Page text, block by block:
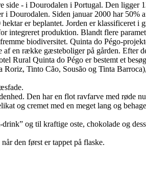
- i Dourodalen i Portugal. Den
Dourodalen. Siden januar 2000 har
er beplantet. Jorden er klassificeret i
produktion. Blandt flere
biodiversitet. Quinta do Pégo-
en række gæsteboliger på gården. Efter
Rural Quinta do Pégo er bestemt et
Tinto Cão, Sousão og Tinta
Den har en flot ravfarve med røde
og cremet med en meget lang og
og til kraftige oste, chokolade og
den først er tappet på flaske.